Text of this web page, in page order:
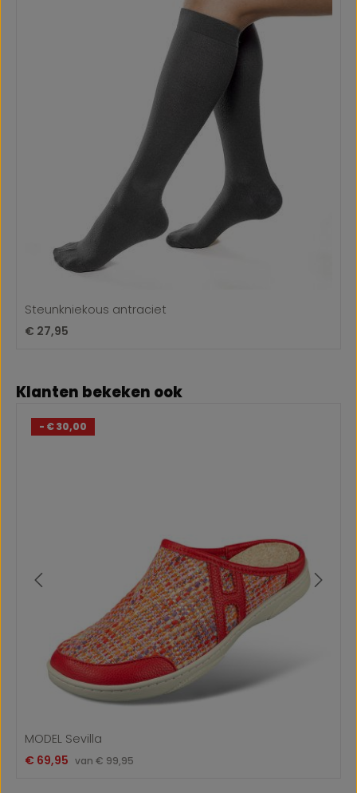
Steunkniekous antraciet
Normale prijs:
€ 27,95
Productgalerij overslaan
Klanten bekeken ook
- € 30,00
MODEL Sevilla
Verkoopprijs:
€ 69,95 vanNormale prijs:
€ 99,95